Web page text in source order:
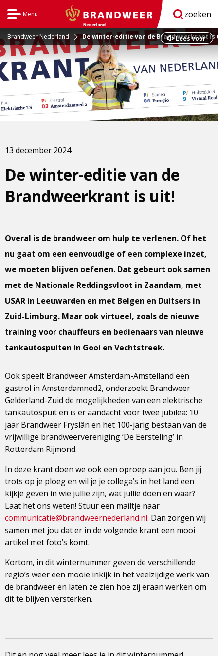
Menu
BrandweerNederland.nl
zoeken
Brandweer Nederland De winter-editie van de Brandweerkrant is
Dit
is
een
externe
pagina
Lees voor
De winter-editie van de
Brandweerkrant is uit!
13 december 2024
Overal is de brandweer om hulp te verlenen. Of het
nu gaat om een eenvoudige of een complexe inzet,
we moeten blijven oefenen. Dat gebeurt ook samen
met de Nationale Reddingsvloot in Zaandam, met
USAR in Leeuwarden en met Belgen en Duitsers in
Zuid-Limburg. Maar ook virtueel, zoals de nieuwe
training voor chauffeurs en bedienaars van nieuwe
tankautospuiten in Gooi en Vechtstreek.
Ook speelt Brandweer Amsterdam-Amstelland een
gastrol in Amsterdamned2, onderzoekt Brandweer
Gelderland-Zuid de mogelijkheden van een elektrische
tankautospuit en is er aandacht voor twee jubilea: 10
jaar Brandweer Fryslân en het 100-jarig bestaan van de
vrijwillige brandweervereniging ‘De Eersteling’ in
Rotterdam Rijmond.
In deze krant doen we ook een oproep aan jou. Ben jij
trots op je ploeg en wil je je collega’s in het land een
kijkje geven in wie jullie zijn, wat jullie doen en waar?
Laat het ons weten! Stuur een mailtje naar
communicatie@brandweernederland.nl. Dan zorgen wij
samen met jou dat er in de volgende krant een mooi
artikel met foto’s komt.
Kortom, in dit winternummer geven de verschillende
regio’s weer een mooie inkijk in het veelzijdige werk van
de brandweer en laten ze zien hoe zij eraan werken om
dit te blijven versterken.